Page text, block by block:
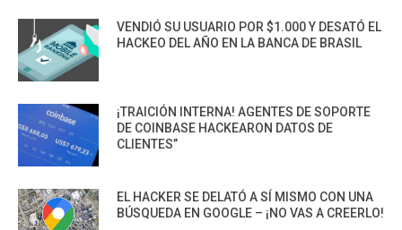
VENDIÓ SU USUARIO POR $1.000 Y DESATÓ EL
HACKEO DEL AÑO EN LA BANCA DE BRASIL
¡TRAICIÓN INTERNA! AGENTES DE SOPORTE
DE COINBASE HACKEARON DATOS DE
CLIENTES”
EL HACKER SE DELATÓ A SÍ MISMO CON UNA
BÚSQUEDA EN GOOGLE – ¡NO VAS A CREERLO!